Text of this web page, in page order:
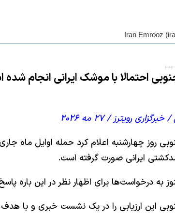
Iran Emrooz
احتمالا با موشک ایرانی انجام
رویترز / ۲۷ مه ۲۰۲۶
ایرانی صورت گرفته است.
به درخواست‌ها برای اظهار نظر در این باره